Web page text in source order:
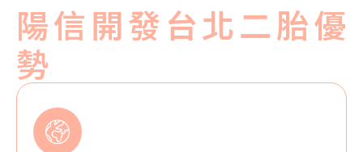
陽信開發台北二胎優
勢